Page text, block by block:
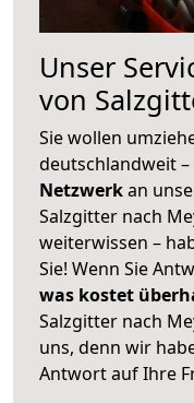
Unser
von
Sie wollen
deutschlandweit
Netzwerkan
Salzgitter nach
weiterwissen –
Sie! Wenn Sie
was kostet
Salzgitter nach
uns, denn wir
Antwort auf Ihre